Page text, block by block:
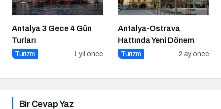
Antalya 3 Gece 4 Gün
Turları
Turizm 1 yıl önce
Antalya-Ostrava
Hattında Yeni Dönem
Turizm 2 ay önce
Bir Cevap Yaz